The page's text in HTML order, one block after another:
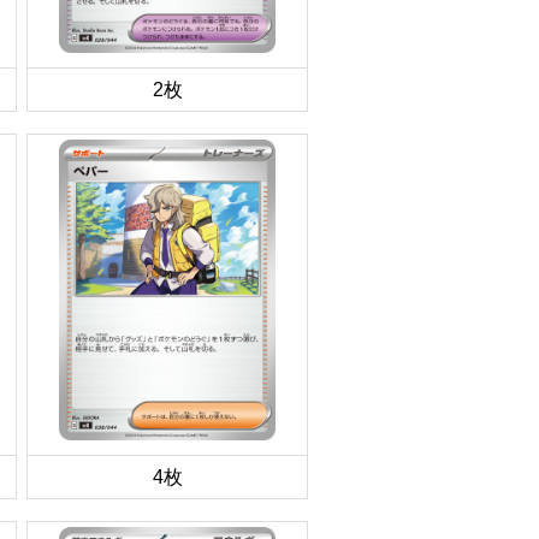
2枚
4枚